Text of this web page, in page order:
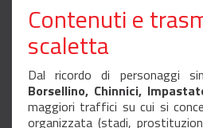
Contenuti e
scaletta
Dal ricordo di personaggi
Borsellino, Chinnici,
maggiori traffici su cui si
organizzata (stadi,